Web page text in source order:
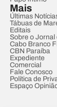
Mais
Últimas
Tábuas de
Editais
Sobre o Jornal
Cabo Branco
CBN Paraíba
Expediente
Comercial
Fale Conosco
Política de
Espaço